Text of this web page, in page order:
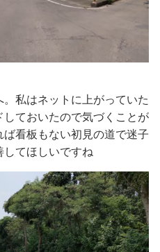
私はネットに上がっていた
ておいたので気づくことが
看板もない初見の道で迷子
してほしいですね